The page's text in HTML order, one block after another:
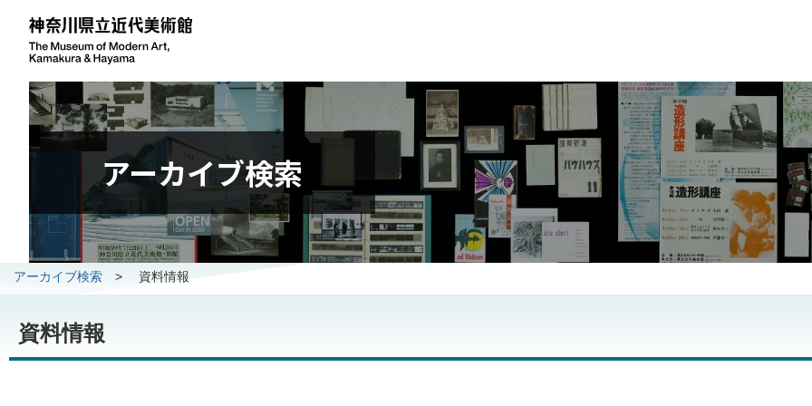
アーカイブ検索
アーカイブ検索 > 資料情報
資料情報